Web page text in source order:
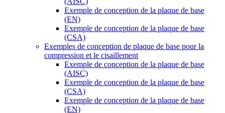
Exemple de conception de la plaque de base
(EN)
Exemple de conception de la plaque de base
(CSA)
Exemples de conception de plaque de base pour la
compression et le cisaillement
Exemple de conception de la plaque de base
(AISC)
Exemple de conception de la plaque de base
(CSA)
Exemple de conception de la plaque de base
(EN)